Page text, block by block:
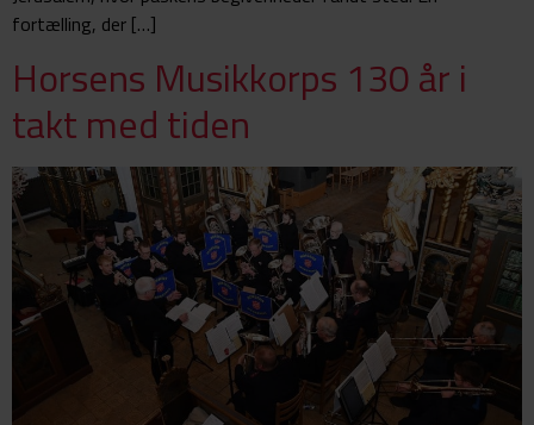
fortælling, der […]
Horsens Musikkorps 130 år i
takt med tiden